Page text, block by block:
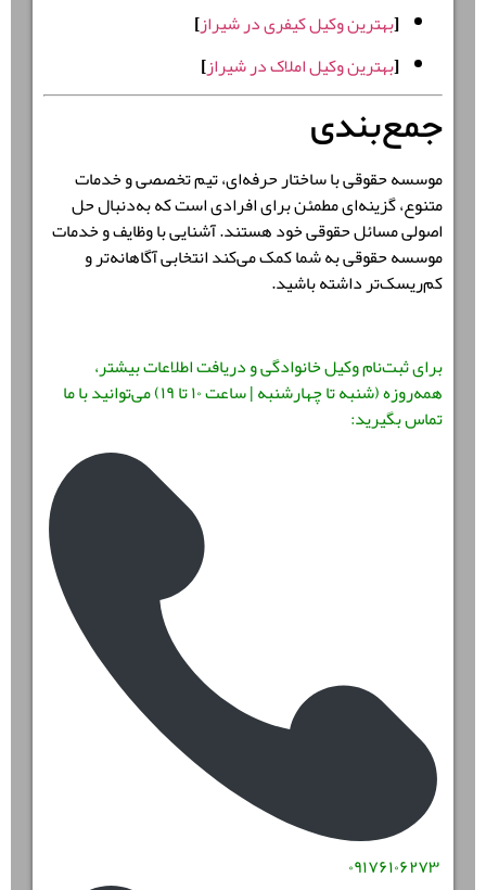
[بهترین وکیل کیفری در شیراز]
[بهترین وکیل املاک در شیراز]
جمع‌بندی
موسسه حقوقی با ساختار حرفه‌ای، تیم تخصصی و خدمات
متنوع، گزینه‌ای مطمئن برای افرادی است که به‌دنبال حل
اصولی مسائل حقوقی خود هستند. آشنایی با وظایف و خدمات
موسسه حقوقی به شما کمک می‌کند انتخابی آگاهانه‌تر و
کم‌ریسک‌تر داشته باشید.
برای ثبت‌نام وکیل خانوادگی و دریافت اطلاعات بیشتر،
همه‌روزه(شنبه تا چهارشنبه | ساعت ۱۰ تا ۱۹) می‌توانید با ما
تماس بگیرید:
۰۹۱۷۶۱۰۶۲۷۳